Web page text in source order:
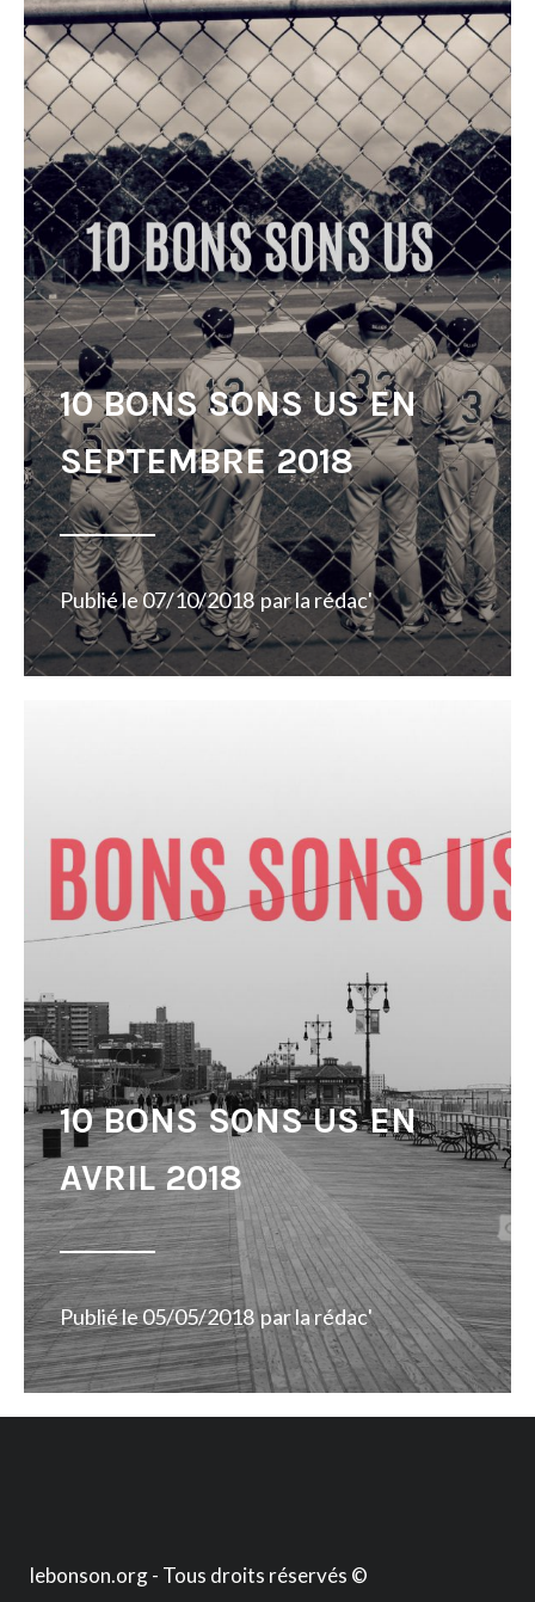
10 BONS SONS US EN
SEPTEMBRE 2018
Publié le07/10/2018 parla rédac'
10 BONS SONS US EN
AVRIL 2018
Publié le05/05/2018 parla rédac'
lebonson.org - Tous droits réservés ©